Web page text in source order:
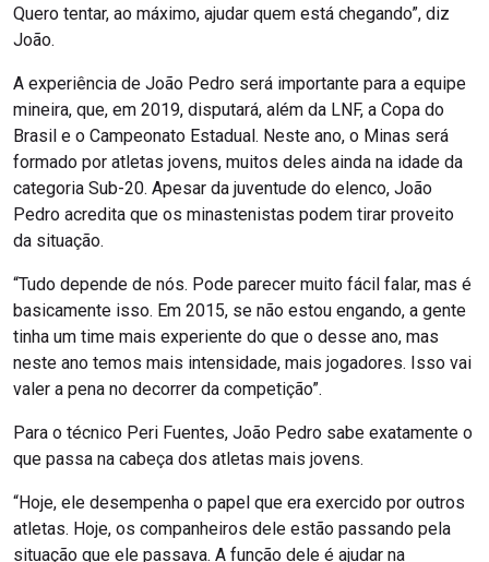
Quero tentar, ao máximo, ajudar quem está chegando”, diz
João.
A experiência de João Pedro será importante para a equipe
mineira, que, em 2019, disputará, além da LNF, a Copa do
Brasil e o Campeonato Estadual. Neste ano, o Minas será
formado por atletas jovens, muitos deles ainda na idade da
categoria Sub-20. Apesar da juventude do elenco, João
Pedro acredita que os minastenistas podem tirar proveito
da situação.
“Tudo depende de nós. Pode parecer muito fácil falar, mas é
basicamente isso. Em 2015, se não estou engando, a gente
tinha um time mais experiente do que o desse ano, mas
neste ano temos mais intensidade, mais jogadores. Isso vai
valer a pena no decorrer da competição”.
Para o técnico Peri Fuentes, João Pedro sabe exatamente o
que passa na cabeça dos atletas mais jovens.
“Hoje, ele desempenha o papel que era exercido por outros
atletas. Hoje, os companheiros dele estão passando pela
situação que ele passava. A função dele é ajudar na